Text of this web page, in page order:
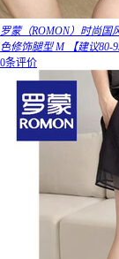
罗蒙（ROMON）时尚国
色修饰腿型 M 【建议80-
0条评价